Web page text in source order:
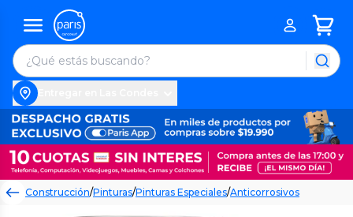
Construcción/Pinturas/Pinturas Especiales/Anticorrosivos